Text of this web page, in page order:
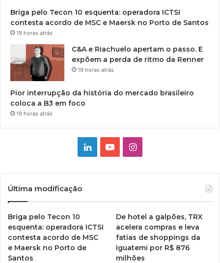
Briga pelo Tecon 10 esquenta: operadora ICTSI
contesta acordo de MSC e Maersk no Porto de Santos
19 horas atrás
C&A e Riachuelo apertam o passo. E
expõem a perda de ritmo da Renner
19 horas atrás
Pior interrupção da história do mercado brasileiro
coloca a B3 em foco
19 horas atrás
LinkedinYouTubeInstagram
Última modificação
Briga pelo Tecon 10
esquenta: operadora ICTSI
contesta acordo de MSC
e Maersk no Porto de
Santos
De hotel a galpões, TRX
acelera compras e leva
fatias de shoppings da
Iguatemi por R$ 876
milhões